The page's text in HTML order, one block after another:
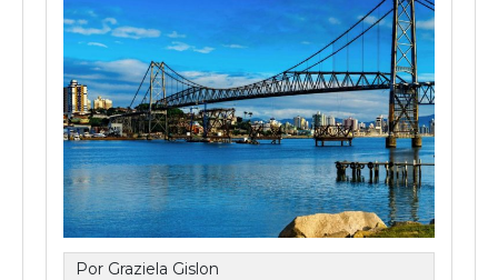
Por Graziela Gislon